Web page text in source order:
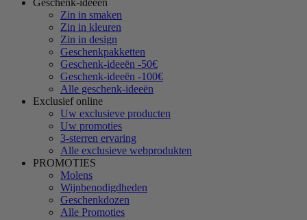
Geschenk-ideeën
Zin in smaken
Zin in kleuren
Zin in design
Geschenkpakketten
Geschenk-ideeën -50€
Geschenk-ideeën -100€
Alle geschenk-ideeën
Exclusief online
Uw exclusieve producten
Uw promoties
3-sterren ervaring
Alle exclusieve webprodukten
PROMOTIES
Molens
Wijnbenodigdheden
Geschenkdozen
Alle Promoties